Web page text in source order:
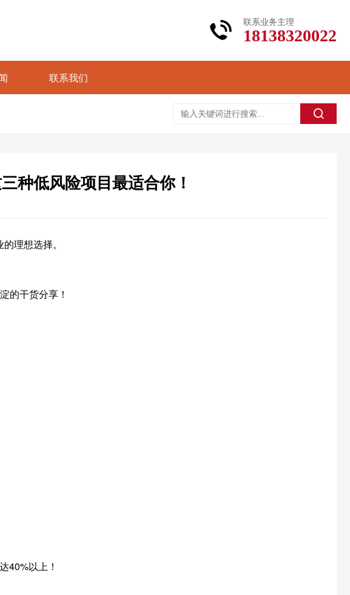
联系业务主理
18138320022
联系我们
种低风险项目最适合你！
理想选择。
的干货分享！
40%以上！